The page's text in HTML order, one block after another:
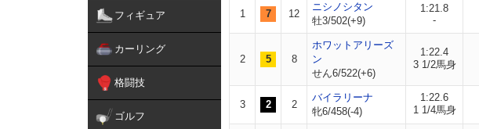
フィギュア
カーリング
格闘技
ゴルフ
1 7 12
ニシノシタン
牡3/502(+9)
1:21.8
-
2 5 8
ホワットアリーズ
ン
せん6/522(+6)
1:22.4
3 1/2馬身
3 2 2
バイラリーナ
牝6/458(-4)
1:22.6
1 1/4馬身